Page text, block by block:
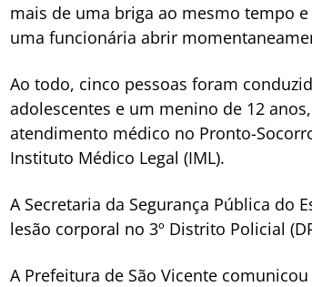
mais de uma briga ao mesmo tempo
uma funcionária abrir
Ao todo, cinco pessoas foram
adolescentes e um menino de 12
atendimento médico no Pronto-
Instituto Médico Legal (IML).
A Secretaria da Segurança Pública do
lesão corporal no 3º Distrito Policial
A Prefeitura de São Vicente